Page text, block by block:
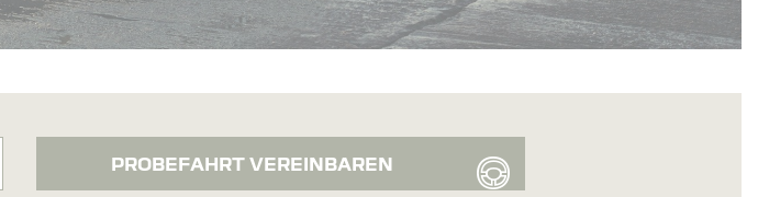
PROBEFAHRT VEREINBAREN